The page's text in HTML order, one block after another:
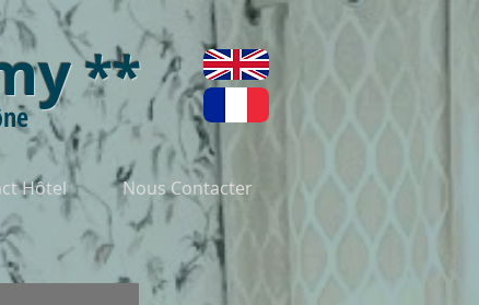
**
Hôtel Nous Contacter